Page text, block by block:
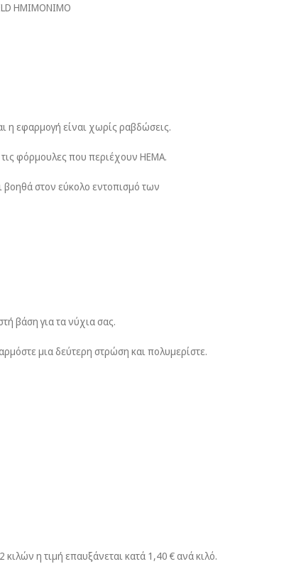
ΗΜΙΜΟΝΙΜΟ
η εφαρμογή είναι χωρίς ραβδώσεις.
φόρμουλες που περιέχουν HEMA.
στον εύκολο εντοπισμό των
βάση για τα νύχια σας.
μια δεύτερη στρώση και πολυμερίστε.
η τιμή επαυξάνεται κατά 1,40 € ανά κιλό.